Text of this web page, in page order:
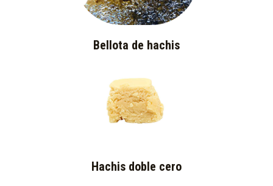
Bellota de hachis
Hachis doble cero